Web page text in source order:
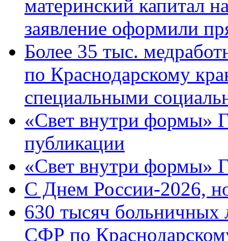
материнский капитал
заявление оформили
Более 35 тыс.
по Краснодарскому
специальными
«Свет внутри формы»
публикации
«Свет внутри формы»
C Днем России-2026,
630 тысяч больничных
СФР по